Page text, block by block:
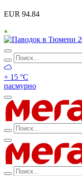
EUR 94.84
+ 15 °С
пасмурно